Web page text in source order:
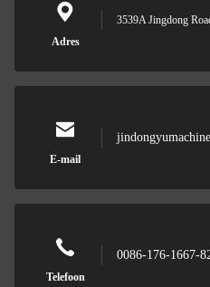
Adres
3539A Jingdong
E-mail
Telefoon
0086-176-1667-